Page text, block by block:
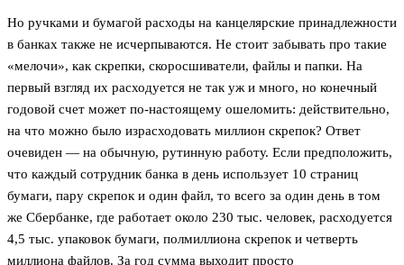
Но ручками и бумагой расходы на канцелярские принадлежности
в банках также не исчерпываются. Не стоит забывать про такие
«мелочи», как скрепки, скоросшиватели, файлы и папки. На
первый взгляд их расходуется не так уж и много, но конечный
годовой счет может по-настоящему ошеломить: действительно,
на что можно было израсходовать миллион скрепок? Ответ
очевиден — на обычную, рутинную работу. Если предположить,
что каждый сотрудник банка в день использует 10 страниц
бумаги, пару скрепок и один файл, то всего за один день в том
же Сбербанке, где работает около 230 тыс. человек, расходуется
4,5 тыс. упаковок бумаги, полмиллиона скрепок и четверть
миллиона файлов. За год сумма выходит просто